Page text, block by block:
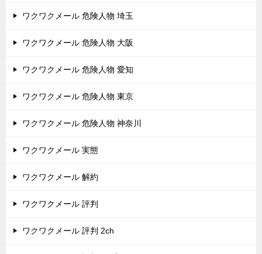
ワクワクメール 危険人物 埼玉
ワクワクメール 危険人物 大阪
ワクワクメール 危険人物 愛知
ワクワクメール 危険人物 東京
ワクワクメール 危険人物 神奈川
ワクワクメール 実態
ワクワクメール 解約
ワクワクメール 評判
ワクワクメール 評判 2ch